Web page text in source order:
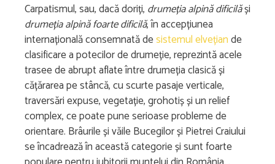
Carpatismul, sau, dacă doriți, drumeția alpină dificilăși
drumeția alpină foarte dificilă, în accepțiunea
internațională consemnată desistemul elvețiande
clasificare a potecilor de drumeție, reprezintă acele
trasee de abrupt aflate între drumeția clasică și
cățărarea pe stâncă, cu scurte pasaje verticale,
traversări expuse, vegetație, grohotiș și un relief
complex, ce poate pune serioase probleme de
orientare. Brâurile și văile Bucegilor și Pietrei Craiului
se încadrează în această categorie și sunt foarte